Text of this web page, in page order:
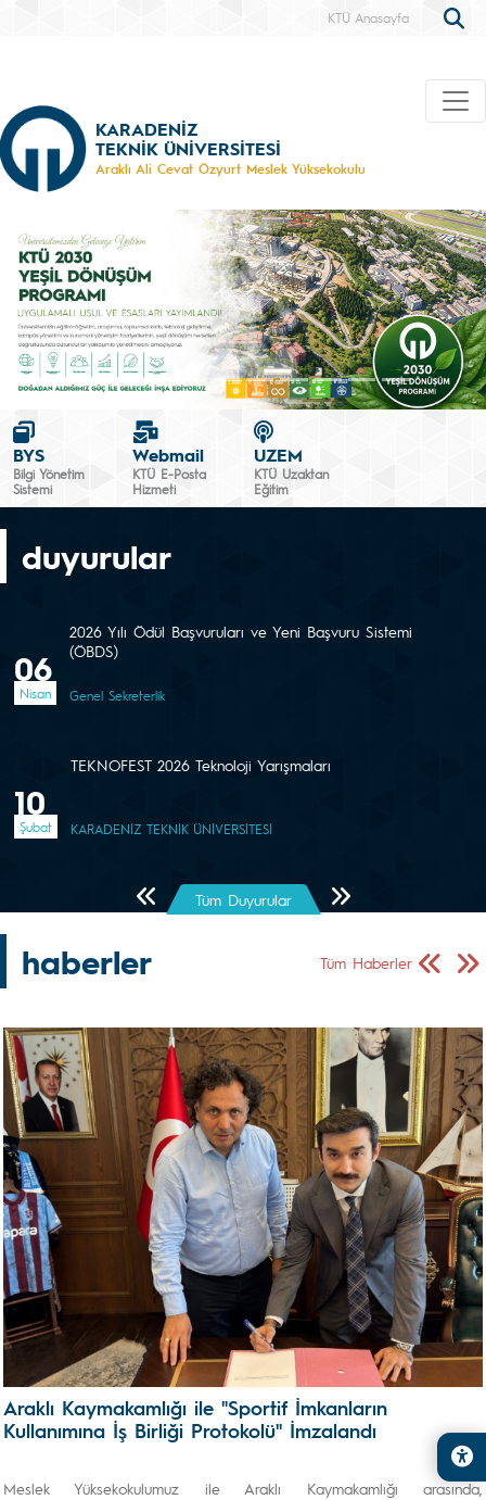
KTÜ Anasayfa
KARADENİZ
TEKNİK ÜNİVERSİTESİ
Araklı Ali Cevat Özyurt Meslek Yüksekokulu
BYS
Bilgi Yönetim
Sistemi
Webmail
KTÜ E-Posta
Hizmeti
UZEM
KTÜ Uzaktan
Eğitim
duyurular
06
Nisan
2026 Yılı Ödül Başvuruları ve Yeni Başvuru Sistemi
(ÖBDS)
Genel Sekreterlik
10
Şubat
TEKNOFEST 2026 Teknoloji Yarışmaları
KARADENİZ TEKNİK ÜNİVERSİTESİ
Önceki SayfaTüm Duyurular Sonraki Sayfa
haberler Tüm Haberler
Önceki
Araklı Kaymakamlığı ile "Sportif İmkanların
Kullanımına İş Birliği Protokolü" İmzalandı
Meslek Yüksekokulumuz ile Araklı Kaymakamlığı arasında,